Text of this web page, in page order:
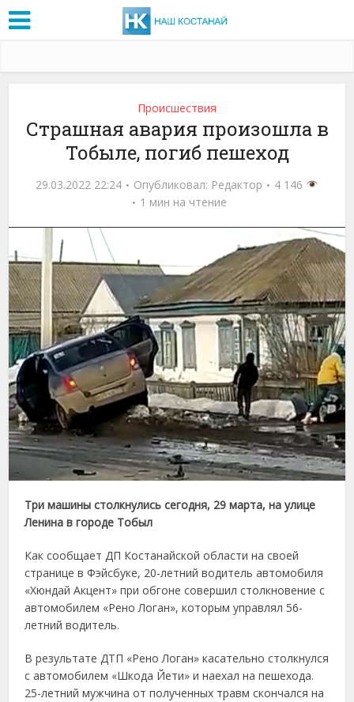
Проиcшествия
Страшная авария произошла в
Тобыле, погиб пешеход
29.03.2022 22:24 Опубликовал: Редактор
4 146
1 мин на чтение
Три машины столкнулись сегодня, 29 марта, на улице
Ленина в городе Тобыл
Как сообщает ДП Костанайской области на своей
странице в Фэйсбуке, 20-летний водитель автомобиля
«Хюндай Акцент» при обгоне совершил столкновение с
автомобилем «Рено Логан», которым управлял 56-
летний водитель.
В результате ДТП «Рено Логан» касательно столкнулся
с автомобилем «Шкода Йети» и наехал на пешехода.
25-летний мужчина от полученных травм скончался на